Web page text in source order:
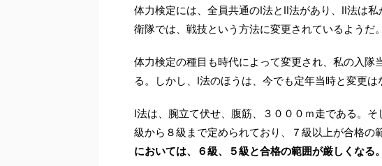
体力検定には、全員共通のⅠ法とⅡ法があり、Ⅱ法は
衛隊では、戦技という方法に変更されているようだ。
体力検定の種目も時代によって変更され、私の入隊
る。しかし、Ⅰ法のほうは、今でも定年当時と変更は
Ⅰ法は、腕立て伏せ、腹筋、３０００ｍ走である。
級から８級まで定められており、７級以上が合格の
においては、６級、５級と合格の範囲が厳しくなる。